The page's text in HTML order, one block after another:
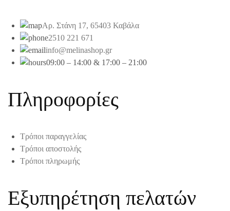
Αρ. Στάνη 17, 65403 Καβάλα
2510 221 671
info@melinashop.gr
09:00 – 14:00 & 17:00 – 21:00
Πληροφορίες
Τρόποι παραγγελίας
Τρόποι αποστολής
Τρόποι πληρωμής
Εξυπηρέτηση πελατών